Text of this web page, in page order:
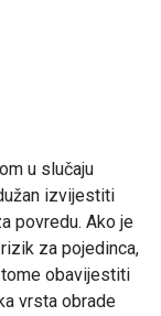
u slučaju
izvijestiti
povredu. Ako je
za pojedinca,
obavijestiti
vrsta obrade